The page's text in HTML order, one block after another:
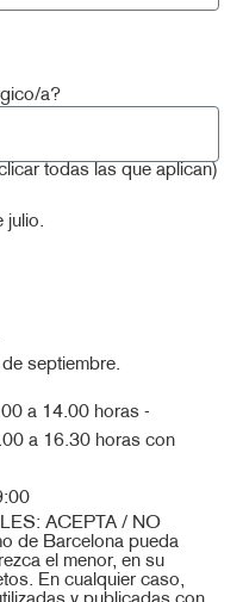
a?
todas las que aplican)
julio.
septiembre.
a 14.00 horas -
a 16.30 horas con
ACEPTA / NO
de Barcelona pueda
el menor, en su
En cualquier caso,